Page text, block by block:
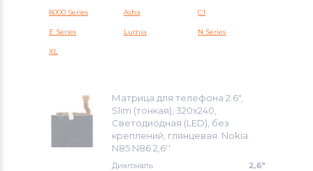
Meizu
HTC
Microsoft
Модули и экраны для смартфонов
Prestigio
8000 Series Asha C1
E Series Lumia N Series
XL
Матрица для телефона 2.6",
Slim (тонкая), 320x240,
Светодиодная (LED), без
креплений, глянцевая. Nokia
N85 N86 2,6''
Диагональ
2,6"